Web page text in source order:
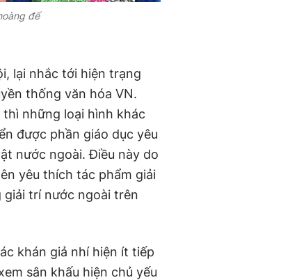
đế
lại nhắc tới hiện trạng
thống văn hóa VN.
những loại hình khác
được phần giáo dục yêu
nước ngoài. Điều này do
yêu thích tác phẩm giải
giải trí nước ngoài trên
khán giả nhí hiện ít tiếp
sân khấu hiện chủ yếu